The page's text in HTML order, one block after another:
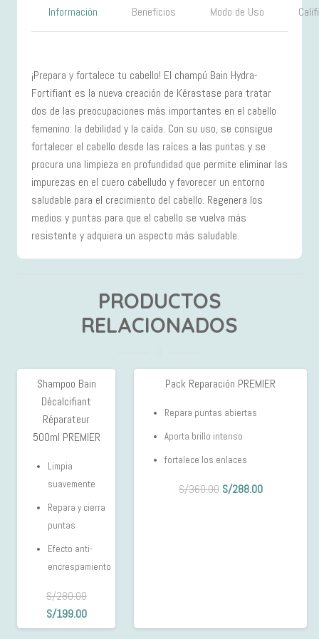
Información Beneficios Modo de Uso
¡Prepara y fortalece tu cabello! El champú Bain Hydra-
Fortifiant es la nueva creación de Kérastase para tratar
dos de las preocupaciones más importantes en el cabello
femenino: la debilidad y la caída. Con su uso, se consigue
fortalecer el cabello desde las raíces a las puntas y se
procura una limpieza en profundidad que permite eliminar las
impurezas en el cuero cabelludo y favorecer un entorno
saludable para el crecimiento del cabello. Regenera los
medios y puntas para que el cabello se vuelva más
resistente y adquiera un aspecto más saludable.
PRODUCTOS
RELACIONADOS
OFF
29%
Shampoo Bain
Décalcifiant
Réparateur
500ml PREMIER
Limpia
suavemente
Repara y cierra
puntas
Efecto anti-
encrespamiento
S/280.00
El
precio
S/199.00El
precio
20%
Pack Reparación PREMIER
Repara puntas abiertas
Aporta brillo intenso
fortalece los enlaces
S/360.00 El
S/288.00El